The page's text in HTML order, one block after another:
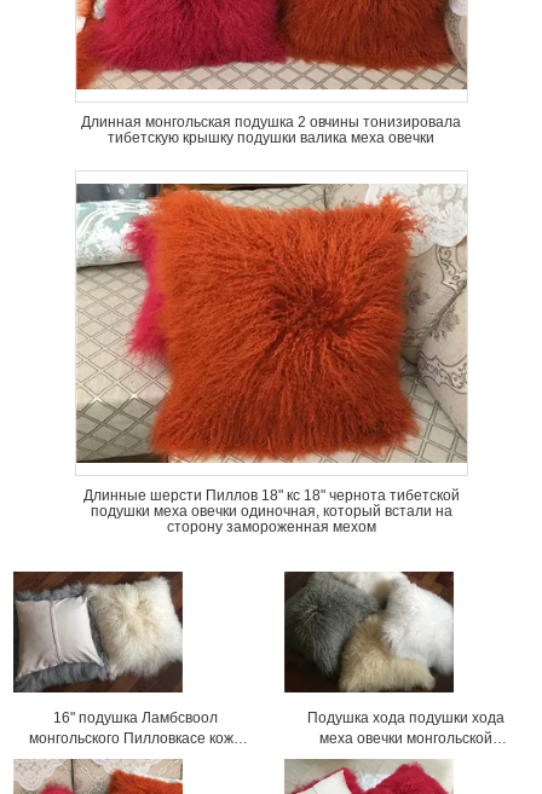
Длинная монгольская подушка 2 овчины тонизировала
тибетскую крышку подушки валика меха овечки
Длинные шерсти Пиллов 18" кс 18" чернота тибетской
подушки меха овечки одиночная, который встали на
сторону замороженная мехом
16" подушка Ламбсвоол
монгольского Пилловкасе кожи
меха шерстей овчины подушки
овчины монгольская
Подушка хода подушки хода
меха овечки монгольской
подушки меха декоративной
монгольская чистая монгольская